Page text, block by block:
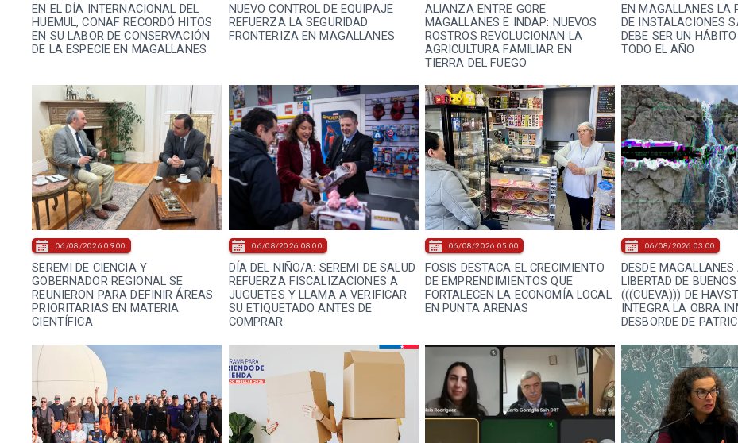
EN EL DÍA INTERNACIONAL DEL
HUEMUL, CONAF RECORDÓ HITOS
EN SU LABOR DE CONSERVACIÓN
DE LA ESPECIE EN MAGALLANES
NUEVO CONTROL DE EQUIPAJE
REFUERZA LA SEGURIDAD
FRONTERIZA EN MAGALLANES
ALIANZA ENTRE GORE
MAGALLANES E INDAP: NUEVOS
ROSTROS REVOLUCIONAN LA
AGRICULTURA FAMILIAR EN
TIERRA DEL FUEGO
EN MAGALLANES LA
DE INSTALACIONES
DEBE SER UN
TODO EL AÑO
SEREMI DE CIENCIA Y
GOBERNADOR REGIONAL SE
REUNIERON PARA DEFINIR ÁREAS
PRIORITARIAS EN MATERIA
CIENTÍFICA
06/08/2026 09:00
DÍA DEL NIÑO/A: SEREMI DE SALUD
REFUERZA FISCALIZACIONES A
JUGUETES Y LLAMA A VERIFICAR
SU ETIQUETADO ANTES DE
COMPRAR
06/08/2026 08:00
FOSIS DESTACA EL CRECIMIENTO
DE EMPRENDIMIENTOS QUE
FORTALECEN LA ECONOMÍA LOCAL
EN PUNTA ARENAS
06/08/2026 05:00
DESDE
LIBERTAD DE
(((CUEVA))) DE
INTEGRA LA OBRA
DESBORDE DE
06/08/2026 03:00